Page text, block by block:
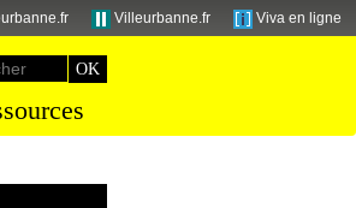
Villeurbanne.fr Viva en ligne